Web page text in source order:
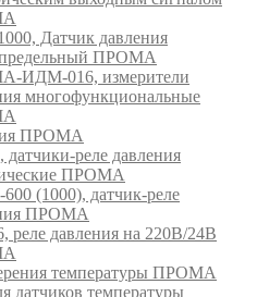
Датчик давления
ПРОМА
ИДМ-016, измерители
многофункциональные
ПРОМА
реле давления
ПРОМА
(1000), датчик-реле
ПРОМА
реле давления на 220В/24В
температуры ПРОМА
датчиков температуры